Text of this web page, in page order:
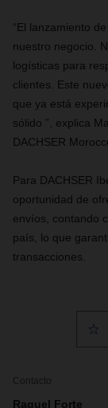
“El lanzamiento
nuestro negocio.
logísticas para
clientes. Este
que ya está
sólido ”, explica
DACHSER
Para DACHSER
oportunidad de
envíos, contando
país, lo que
transacciones.
Contacto
Raquel Forte